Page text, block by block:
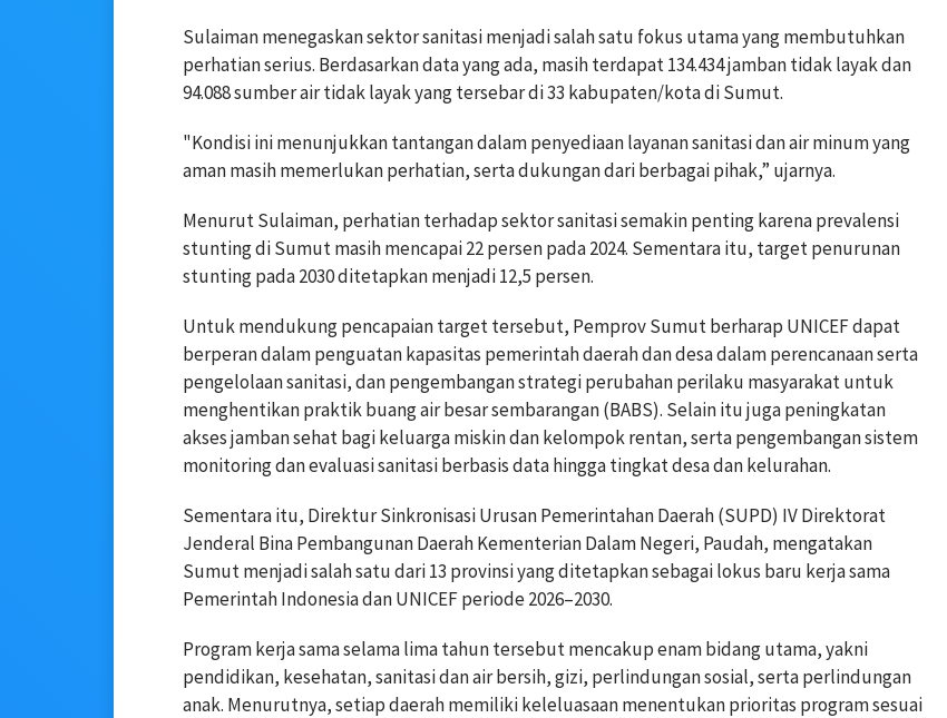
Sulaiman menegaskan sektor sanitasi menjadi salah satu fokus utama yang membutuhkan
perhatian serius. Berdasarkan data yang ada, masih terdapat 134.434 jamban tidak layak dan
94.088 sumber air tidak layak yang tersebar di 33 kabupaten/kota di Sumut.
"Kondisi ini menunjukkan tantangan dalam penyediaan layanan sanitasi dan air minum yang
aman masih memerlukan perhatian, serta dukungan dari berbagai pihak,” ujarnya.
Menurut Sulaiman, perhatian terhadap sektor sanitasi semakin penting karena prevalensi
stunting di Sumut masih mencapai 22 persen pada 2024. Sementara itu, target penurunan
stunting pada 2030 ditetapkan menjadi 12,5 persen.
Untuk mendukung pencapaian target tersebut, Pemprov Sumut berharap UNICEF dapat
berperan dalam penguatan kapasitas pemerintah daerah dan desa dalam perencanaan serta
pengelolaan sanitasi, dan pengembangan strategi perubahan perilaku masyarakat untuk
menghentikan praktik buang air besar sembarangan (BABS). Selain itu juga peningkatan
akses jamban sehat bagi keluarga miskin dan kelompok rentan, serta pengembangan sistem
monitoring dan evaluasi sanitasi berbasis data hingga tingkat desa dan kelurahan.
Sementara itu, Direktur Sinkronisasi Urusan Pemerintahan Daerah (SUPD) IV Direktorat
Jenderal Bina Pembangunan Daerah Kementerian Dalam Negeri, Paudah, mengatakan
Sumut menjadi salah satu dari 13 provinsi yang ditetapkan sebagai lokus baru kerja sama
Pemerintah Indonesia dan UNICEF periode 2026–2030.
Program kerja sama selama lima tahun tersebut mencakup enam bidang utama, yakni
pendidikan, kesehatan, sanitasi dan air bersih, gizi, perlindungan sosial, serta perlindungan
anak. Menurutnya, setiap daerah memiliki keleluasaan menentukan prioritas program sesuai